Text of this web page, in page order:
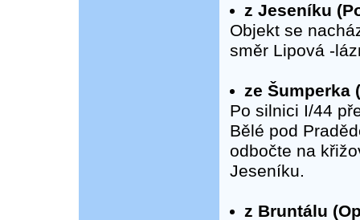
z Jeseníku
Objekt se
směr Lipová -
ze Šumperka
Po silnici I/44
Bělé pod
odbočte na
Jeseníku.
z Bruntálu